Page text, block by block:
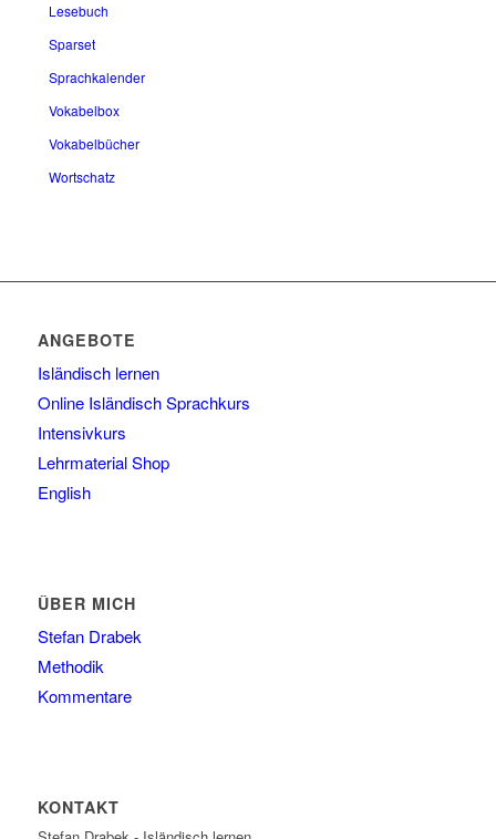
Lesebuch
Sparset
Sprachkalender
Vokabelbox
Vokabelbücher
Wortschatz
ANGEBOTE
Isländisch lernen
Online Isländisch Sprachkurs
Intensivkurs
Lehrmaterial Shop
English
ÜBER MICH
Stefan Drabek
Methodik
Kommentare
KONTAKT